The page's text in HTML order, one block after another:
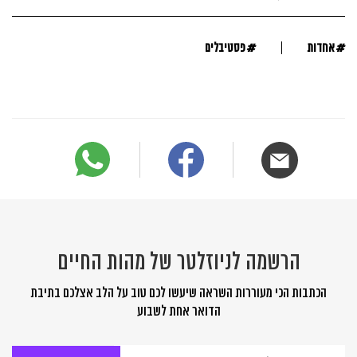
#אחדות #פסטיבלים
הרשמה לניוזלטר של מהות החיים
הכתבות הכי מעוררות השראה שיעשו לכם טוב על הלב אצלכם בתיבת
הדואר אחת לשבוע